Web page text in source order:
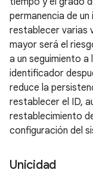
permanencia de
restablecer varias
mayor será el
a un seguimiento
identificador
reduce la
restablecer el ID,
restablecimiento
configuración del
Unicidad